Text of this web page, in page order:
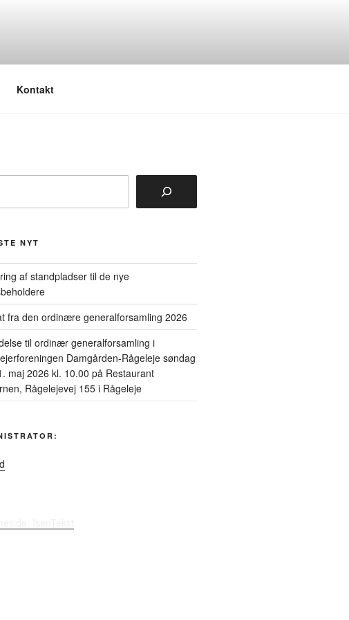
Kontakt
NYT
af standpladser til de nye
fra den ordinære generalforsamling 2026
til ordinær generalforsamling i
Damgården-Rågeleje søndag
maj 2026 kl. 10.00 på Restaurant
Rågelejevej 155 i Rågeleje